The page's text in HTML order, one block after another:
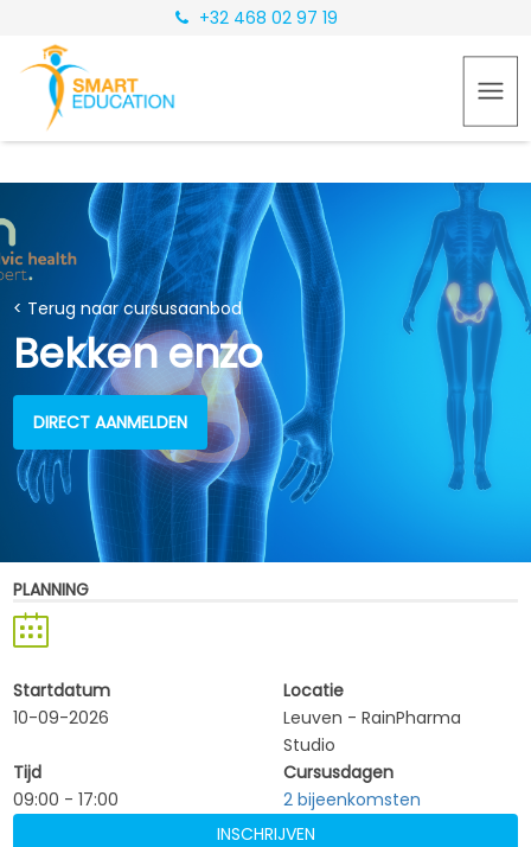
+32 468 02 97 19
< Terug naar cursusaanbod
Bekken enzo
DIRECT AANMELDEN
PLANNING
Startdatum
10-09-2026
Locatie
Leuven - RainPharma
Studio
Tijd
09:00 - 17:00
Cursusdagen
2 bijeenkomsten
INSCHRIJVEN